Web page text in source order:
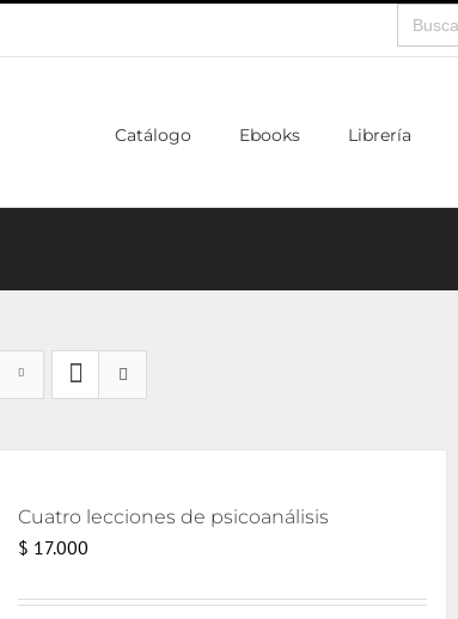
Buscar:
Catálogo Ebooks Librería
Cuatro lecciones de psicoanálisis
$ 17.000